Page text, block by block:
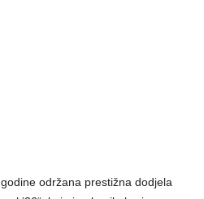
održana prestižna dodjela